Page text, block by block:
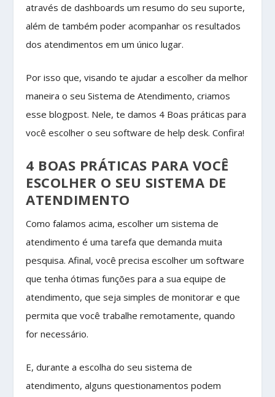
através de dashboards um resumo do seu suporte,
além de também poder acompanhar os resultados
dos atendimentos em um único lugar.
Por isso que, visando te ajudar a escolher da melhor
maneira o seu Sistema de Atendimento, criamos
esse blogpost. Nele, te damos 4 Boas práticas para
você escolher o seu software de help desk. Confira!
4 BOAS PRÁTICAS PARA VOCÊ
ESCOLHER O SEU SISTEMA DE
ATENDIMENTO
Como falamos acima, escolher um sistema de
atendimento é uma tarefa que demanda muita
pesquisa. Afinal, você precisa escolher um software
que tenha ótimas funções para a sua equipe de
atendimento, que seja simples de monitorar e que
permita que você trabalhe remotamente, quando
for necessário.
E, durante a escolha do seu sistema de
atendimento, alguns questionamentos podem